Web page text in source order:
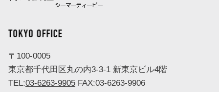
〒100-0005
東京都千代田区丸の内3-3-1 新東京ビル4階
TEL:03-6263-9905 FAX:03-6263-9906